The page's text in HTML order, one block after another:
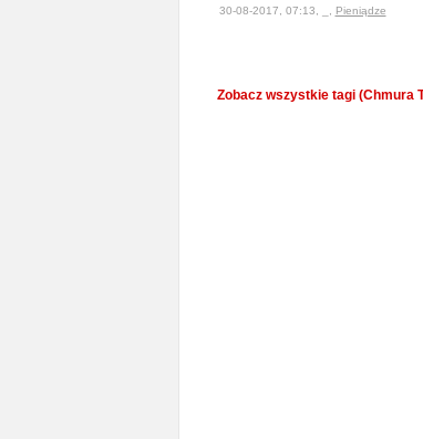
30-08-2017, 07:13, _, Pieniądze
Zobacz wszystkie tagi (Chmura